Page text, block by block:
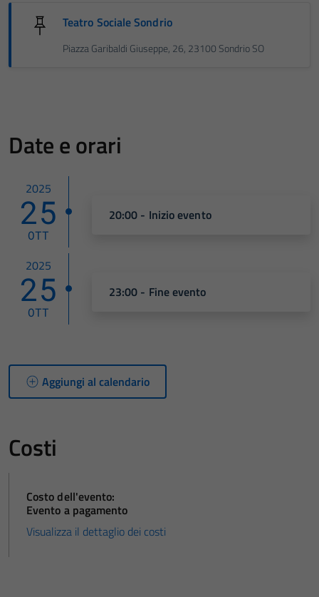
Teatro Sociale Sondrio
Piazza Garibaldi Giuseppe, 26, 23100 Sondrio SO
Date e orari
2025
25
OTT
20:00 - Inizio evento
2025
25
OTT
23:00 - Fine evento
Aggiungi al calendario
Costi
Costo dell'evento:
Evento a pagamento
Visualizza il dettaglio dei costi